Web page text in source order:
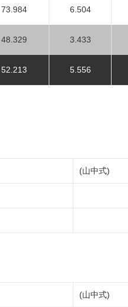
73.984 6.504
48.329 3.433
52.213 5.556
(山中式)
(山中式)